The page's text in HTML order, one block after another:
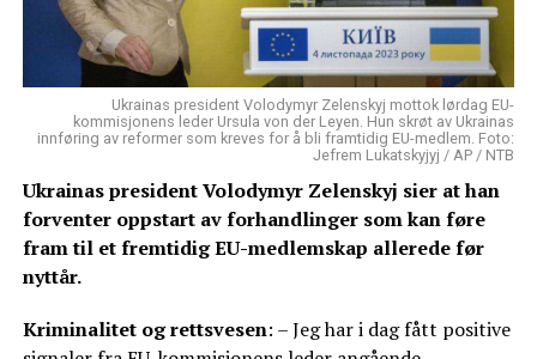
Ukrainas president Volodymyr Zelenskyj mottok lørdag EU-
kommisjonens leder Ursula von der Leyen. Hun skrøt av Ukrainas
innføring av reformer som kreves for å bli framtidig EU-medlem. Foto:
Jefrem Lukatskyjyj / AP / NTB
Ukrainas president Volodymyr Zelenskyj sier at han
forventer oppstart av forhandlinger som kan føre
fram til et fremtidig EU-medlemskap allerede før
nyttår.
Kriminalitet og rettsvesen: – Jeg har i dag fått positive